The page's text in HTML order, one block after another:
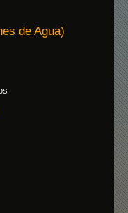
de Agua)